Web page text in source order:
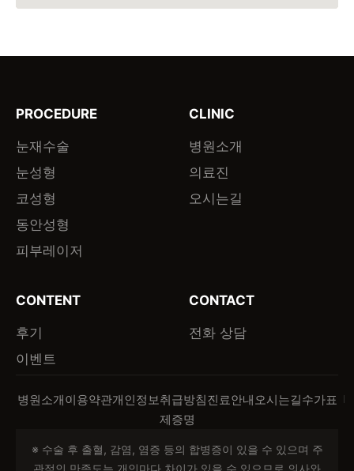
PROCEDURE
눈재수술
눈성형
코성형
동안성형
피부레이저
CLINIC
병원소개
의료진
오시는길
CONTENT
후기
이벤트
CONTACT
전화 상담
병원소개이용약관개인정보취급방침진료안내 오시는길수가표
제증명
※ 수술 후 출혈, 감염, 염증 등의 합병증이 있을 수 있으며 주
관적인 만족도는 개인마다 차이가 있을 수 있으므로 의사와